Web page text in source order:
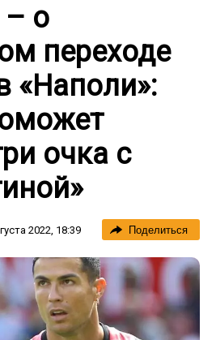
– о
переходе
«Наполи»:
очка с
2022, 18:39 Поделиться